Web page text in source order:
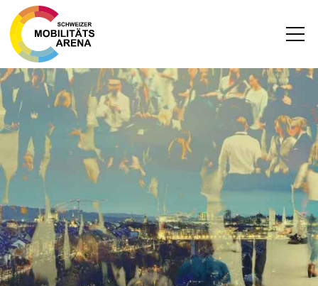
News
Archiv
DEUTSCH
FRANZÖSISCH